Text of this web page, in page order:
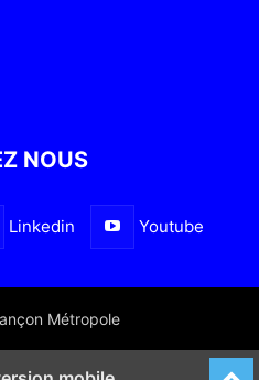
NOUS
Linkedin Youtube
Métropole